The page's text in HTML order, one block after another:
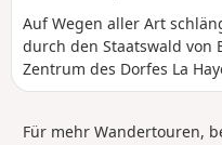
Auf Wegen aller Art
durch den Staatswald von
Zentrum des Dorfes La
überdachter Rastplatz
Für mehr Wandertouren,